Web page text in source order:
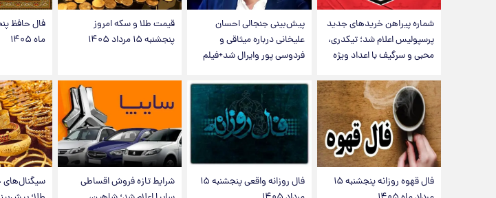
شماره پیراهن خریدهای جدید
پرسپولیس اعلام شد؛ تیکدری،
محبی و سرگیف با اعداد ویژه
پیش‌بینی جنجالی احسان
علیخانی درباره میثاقی و
فردوسی پور وایرال شد+فیلم
قیمت طلا و سکه امروز
پنجشنبه ۱۵ مرداد ۱۴۰۵
ماه ۱۴۰۵
فال قهوه روزانه پنجشنبه ۱۵
فال روزانه واقعی پنجشنبه ۱۵
شرایط تازه فروش اقساطی
سیگنال‌های